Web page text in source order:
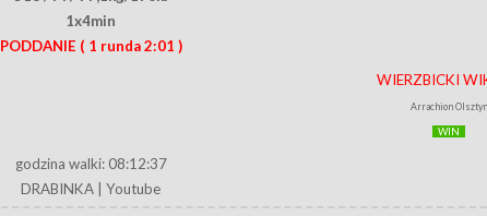
1x4min
PODDANIE ( 1 runda 2:01 )
WIERZBICKI
Arrachion Olsztyn
WIN
godzina walki: 08:12:37
DRABINKA
Youtube